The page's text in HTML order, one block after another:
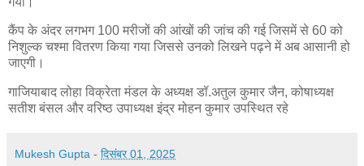
कैंप के अंदर लगभग 100 मरीजों की आंखों की जांच की गई जिसमें से 60 को
निशुल्क चश्मा वितरण किया गया जिससे उनको लिखने पढ़ने में अब आसानी हो
जाएगी।
गाजियाबाद लोहा विक्रेता मंडल के अध्यक्ष डॉ.अतुल कुमार जैन, कोषाध्यक्ष
सतीश बंसल और वरिष्ठ उपाध्यक्ष इंद्र मोहन कुमार उपस्थित रहे
Mukesh Gupta - दिसंबर 01, 2025